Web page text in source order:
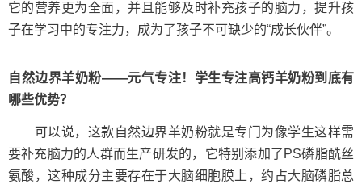
它的营养更为全面，并且能够及时补充孩子的脑力，提升孩
子在学习中的专注力，成为了孩子不可缺少的“成长伙伴”。
自然边界羊奶粉——元气专注！学生专注高钙羊奶粉到底有
哪些优势？
可以说，这款自然边界羊奶粉就是专门为像学生这样需
要补充脑力的人群而生产研发的，它特别添加了PS磷脂酰丝
氨酸，这种成分主要存在于大脑细胞膜上，约占大脑磷脂总